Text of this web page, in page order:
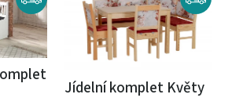
Jídelní komplet Květy